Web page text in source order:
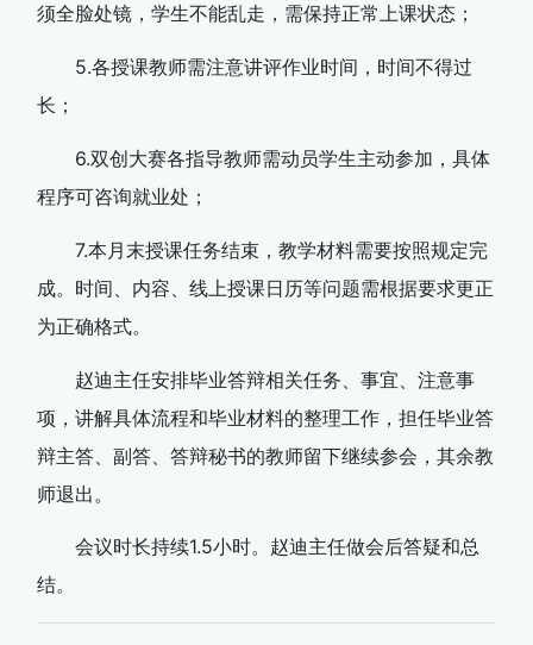
须全脸处镜，学生不能乱走，需保持正常上课状态；
5.各授课教师需注意讲评作业时间，时间不得过
长；
6.双创大赛各指导教师需动员学生主动参加，具体
程序可咨询就业处；
7.本月末授课任务结束，教学材料需要按照规定完
成。时间、内容、线上授课日历等问题需根据要求更正
为正确格式。
赵迪主任安排毕业答辩相关任务、事宜、注意事
项，讲解具体流程和毕业材料的整理工作，担任毕业答
辩主答、副答、答辩秘书的教师留下继续参会，其余教
师退出。
会议时长持续1.5小时。赵迪主任做会后答疑和总
结。